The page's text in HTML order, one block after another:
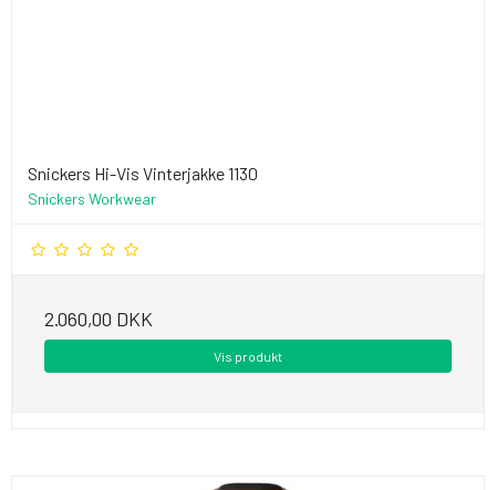
Snickers Hi-Vis Vinterjakke 1130
Snickers Workwear
2.060,00 DKK
Vis produkt